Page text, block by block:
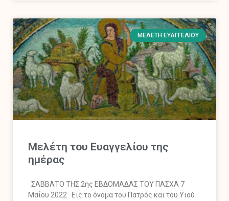
ΜΕΛΈΤΗ ΕΥΑΓΓΕΛΊΟΥ
Mελέτη του Ευαγγελίου της
ημέρας
ΣΑΒΒΑΤΟ ΤΗΣ 2ης ΕΒΔΟΜΑΔΑΣ ΤΟΥ ΠΑΣΧΑ 7
Μαΐου 2022 Εις το όνομα του Πατρός και του Υιού